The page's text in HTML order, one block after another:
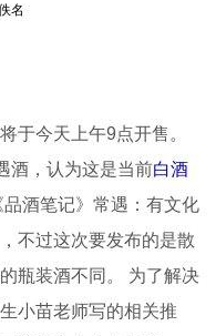
名
于今天上午9点开售。
酒，认为这是当前白酒
酒笔记》常遇：有文化
不过这次要发布的是散
瓶装酒不同。 为了解决
小苗老师写的相关推